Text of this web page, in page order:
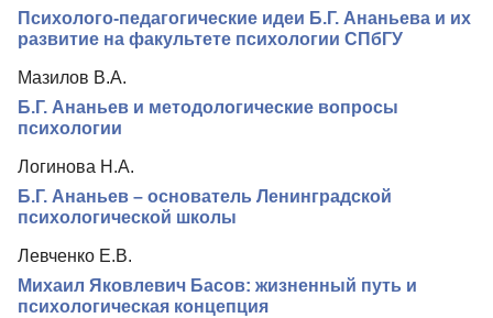
Психолого-педагогические идеи Б.Г. Ананьева и их
развитие на факультете психологии СПбГУ
Мазилов В.А.
Б.Г. Ананьев и методологические вопросы
психологии
Логинова Н.А.
Б.Г. Ананьев – основатель Ленинградской
психологической школы
Левченко Е.В.
Михаил Яковлевич Басов: жизненный путь и
психологическая концепция